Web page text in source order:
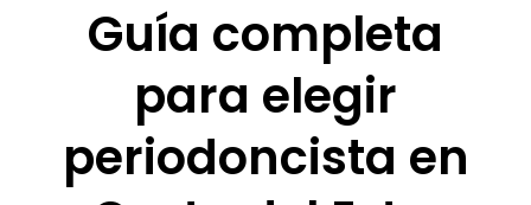
Guía completa
para elegir
periodoncista en